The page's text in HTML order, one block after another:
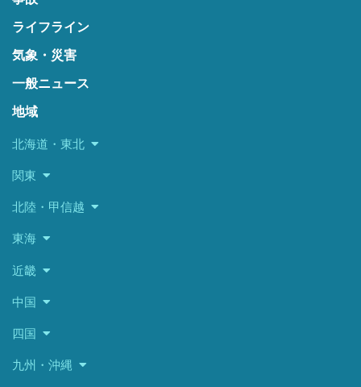
ライフライン
気象・災害
一般ニュース
地域
北海道・東北
関東
北陸・甲信越
東海
近畿
中国
四国
九州・沖縄